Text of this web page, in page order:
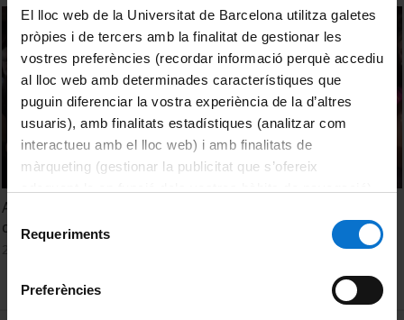
El lloc web de la Universitat de Barcelona utilitza galetes
pròpies i de tercers amb la finalitat de gestionar les
vostres preferències (recordar informació perquè accediu
al lloc web amb determinades característiques que
puguin diferenciar la vostra experiència de la d’altres
usuaris), amb finalitats estadístiques (analitzar com
interactueu amb el lloc web) i amb finalitats de
màrqueting (gestionar la publicitat que s’ofereix
consultar laPolítica de galetes del lloc web de la
de Requeriments
Preferències
Acte de graduació i Jurament Hipocràtic de la Facultat
d'Odontologia. Promoció 2010-2015